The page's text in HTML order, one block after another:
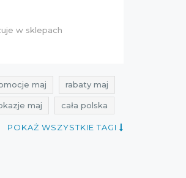
w sklepach
maj rabaty maj
maj cała polska
POKAŻ WSZYSTKIE TAGI